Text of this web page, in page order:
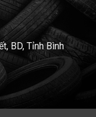
BD, Tỉnh Bình